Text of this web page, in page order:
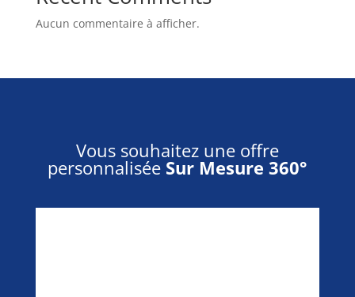
Aucun commentaire à afficher.
Vous souhaitez une offre
personnalisée Sur Mesure 360°